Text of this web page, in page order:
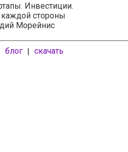
Инвестиции.
стороны
Морейнис
блог | скачать